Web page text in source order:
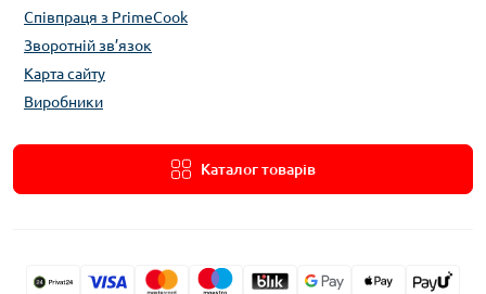
Співпраця з PrimeCook
Зворотній зв’язок
Карта сайту
Виробники
Каталог товарів